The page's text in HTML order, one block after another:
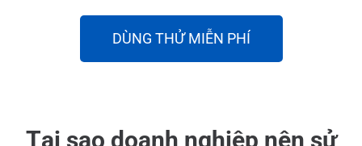
DÙNG THỬ MIỄN PHÍ
Tại sao doanh nghiệp nên sử